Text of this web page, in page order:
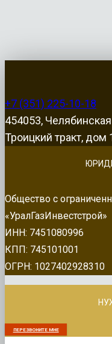
+7 (351) 225-10-18
454053,
Троицкий тракт,
Общество с
«УралГазИнвестстрой»
ИНН: 7451080996
КПП: 745101001
ОГРН: 1027402928310
ПЕРЕЗВОНИТЕ МНЕ